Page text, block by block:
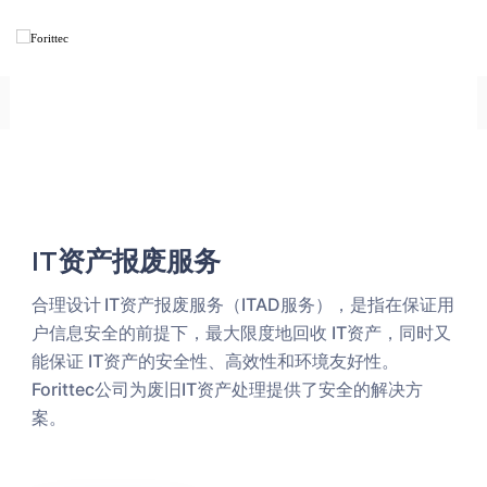
IT资产报废服务
合理设计 IT资产报废服务（ITAD服务） ， 是指在保证用
户信息安全的前提下， 最大限度地回收 IT资产，同时又
能保证 IT资产的安全性、高效性和环境友好性。
Forittec公司为废 旧IT资产处理提供了安全的解决方
案。